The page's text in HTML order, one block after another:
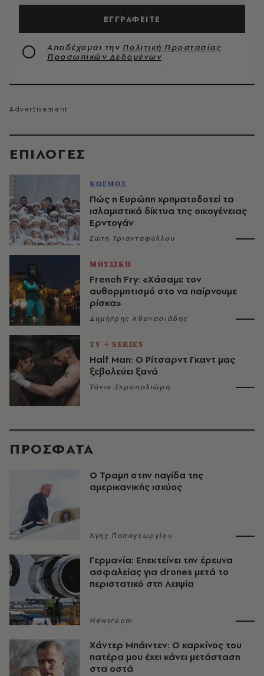
EΠΙΛΟΓΈΣ
ΚΟΣΜΟΣ
Πώς η Ευρώπη χρηματοδοτεί τα
ισλαμιστικά δίκτυα της οικογένειας
Ερντογάν
Σώτη Τριανταφύλλου
ΜΟΥΣΙΚΗ
French Fry: «Χάσαμε τον
αυθορμητισμό στο να παίρνουμε
ρίσκα»
Δημήτρης Αθανασιάδης
TV + SERIES
Half Man: Ο Ρίτσαρντ Γκαντ μας
ξεβολεύει ξανά
Τάνια Σκραπαλιώρη
ΕΓΓΡΑΦΕΙΤΕ
Αποδέχομαι την Πολιτική Προστασίας
Προσωπικών Δεδομένων
ΠΡΟΣΦΑΤΑ
Ο Τραμπ στην παγίδα της
αμερικανικής ισχύος
Άγης Παπαγεωργίου
Γερμανία: Επεκτείνει την έρευνα
ασφαλείας για drones μετά το
περιστατικό στη Λειψία
Newsroom
Χάντερ Μπάιντεν: Ο καρκίνος του
πατέρα μου έχει κάνει μετάσταση
στα οστά